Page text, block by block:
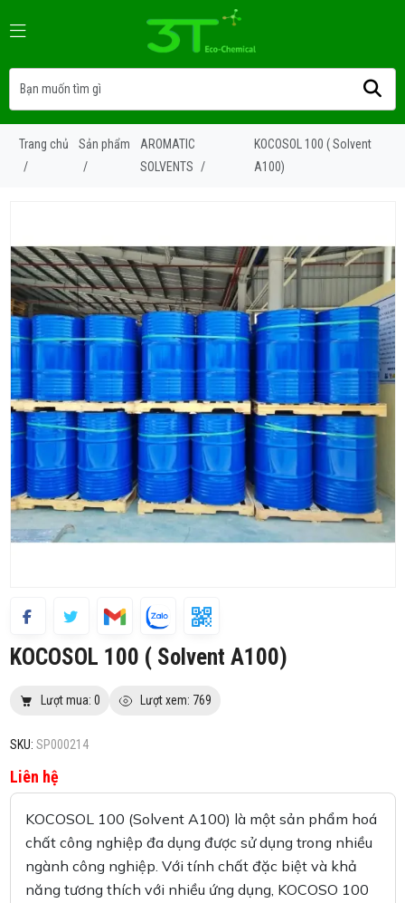
Trang chủ
/
Sản phẩm
/
AROMATIC
SOLVENTS /
KOCOSOL 100 ( Solvent
A100)
KOCOSOL 100 ( Solvent A100)
Lượt mua: 0 Lượt xem: 769
SKU: SP000214
Liên hệ
KOCOSOL 100 (Solvent A100) là một sản phẩm hoá
chất công nghiệp đa dụng được sử dụng trong nhiều
ngành công nghiệp. Với tính chất đặc biệt và khả
năng tương thích với nhiều ứng dụng, KOCOSO 100